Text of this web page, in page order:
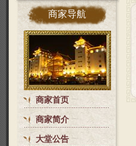
商家导航
商家首页
商家简介
大堂公告